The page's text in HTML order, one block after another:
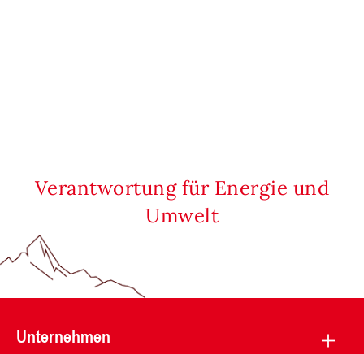
Verantwortung für Energie und
Umwelt
Unternehmen